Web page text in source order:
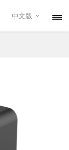
中文版